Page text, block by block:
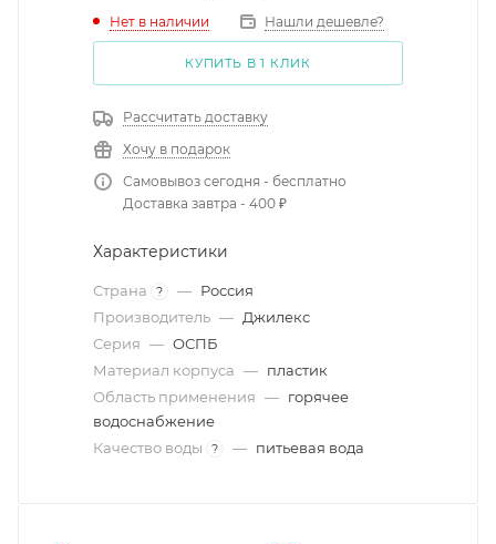
Нет в наличии Нашли дешевле?
КУПИТЬ В 1 КЛИК
Рассчитать доставку
Хочу в подарок
Самовывоз сегодня - бесплатно
Доставка завтра - 400 ₽
Характеристики
Страна ? — Россия
Производитель — Джилекс
Серия — ОСПБ
Материал корпуса — пластик
Область применения — горячее
водоснабжение
Качество воды
? — питьевая вода